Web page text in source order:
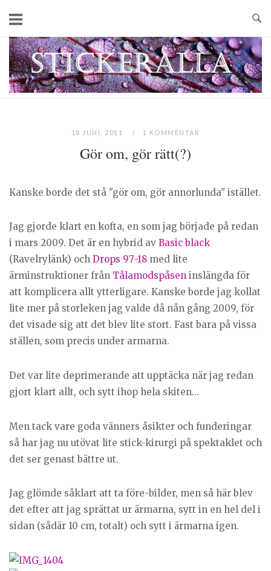
content
Home
18 JUNI, 2011 1 KOMMENTAR
Gör om, gör rätt(?)
Kanske borde det stå "gör om, gör annorlunda" istället.
Jag gjorde klart en kofta, en som jag började på redan
i mars 2009. Det är en hybrid av Basic black
(Ravelrylänk) och Drops 97-18 med lite
ärminstruktioner från Tålamodspåsen inslängda för
att komplicera allt ytterligare. Kanske borde jag kollat
lite mer på storleken jag valde då nån gång 2009, för
det visade sig att det blev lite stort. Fast bara på vissa
ställen, som precis under armarna.
Det var lite deprimerande att upptäcka när jag redan
gjort klart allt, och sytt ihop hela skiten…
Men tack vare goda vänners åsikter och funderingar
så har jag nu utövat lite stick-kirurgi på spektaklet och
det ser genast bättre ut.
Jag glömde såklart att ta före-bilder, men så här blev
det efter att jag sprättat ur ärmarna, sytt in en hel del i
sidan (sådär 10 cm, totalt) och sytt i ärmarna igen.